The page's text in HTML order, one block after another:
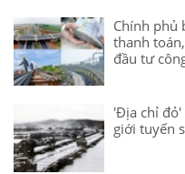
Chính phủ
thanh
đầu tư
'Địa chỉ
giới tuyến